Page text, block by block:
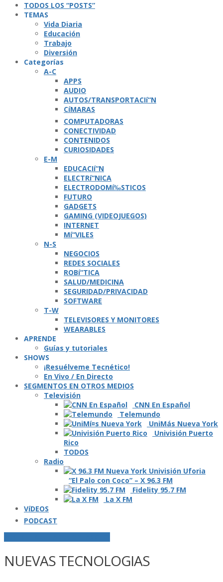
TODOS LOS “POSTS”
TEMAS
Vida Diaria
Educación
Trabajo
Diversión
Categorí­as
A-C
APPS
AUDIO
AUTOS/TRANSPORTACIí“N
CíMARAS
COMPUTADORAS
CONECTIVIDAD
CONTENIDOS
CURIOSIDADES
E-M
EDUCACIí“N
ELECTRí“NICA
ELECTRODOMí‰STICOS
FUTURO
GADGETS
GAMING (VIDEOJUEGOS)
INTERNET
Mí“VILES
N-S
NEGOCIOS
REDES SOCIALES
ROBí“TICA
SALUD/MEDICINA
SEGURIDAD/PRIVACIDAD
SOFTWARE
T-W
TELEVISORES Y MONITORES
WEARABLES
APRENDE
Guí­as y tutoriales
SHOWS
¡Resuélveme Tecnético!
En Vivo / En Directo
SEGMENTOS EN OTROS MEDIOS
Televisión
CNN En Español
Telemundo
UniMás Nueva York
Univisión Puerto
Rico
TODOS
Radio
“El Palo con Coco” – X 96.3 FM
Fidelity 95.7 FM
La X FM
VíDEOS
PODCAST
NUEVAS TECNOLOGIAS